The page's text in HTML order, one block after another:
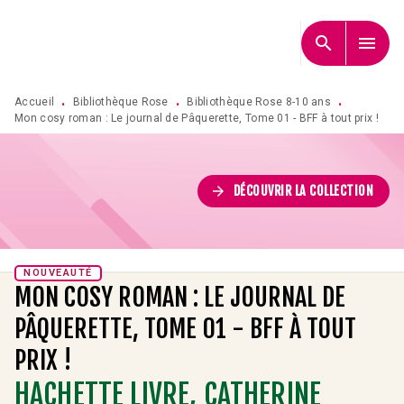
search menu
Accueil • Bibliothèque Rose • Bibliothèque Rose 8-10 ans
•
Mon cosy roman : Le journal de Pâquerette, Tome 01 - BFF à tout prix !
arrow_forward DÉCOUVRIR LA COLLECTION
NOUVEAUTÉ
MON COSY ROMAN : LE JOURNAL DE
PÂQUERETTE, TOME 01 - BFF À TOUT
PRIX !
HACHETTE LIVRE, CATHERINE